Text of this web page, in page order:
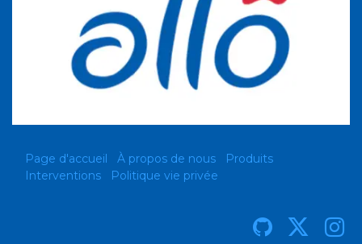
Page d'accueil À propos de nous
Produits
Interventions
Politique vie privée